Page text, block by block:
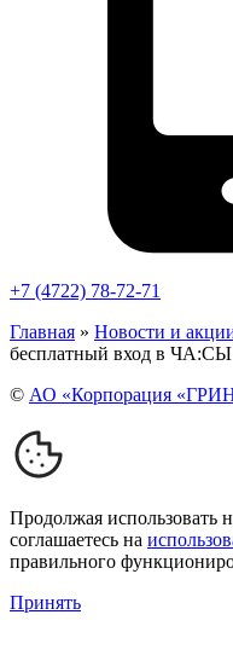
+7 (4722) 78-72-71
Главная » Новости и
бесплатный вход в
© АО «Корпорация
Продолжая использовать
соглашаетесь на
правильного
Принять